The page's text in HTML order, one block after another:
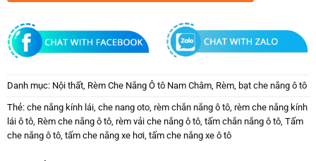
Danh mục: Nội thất, Rèm Che Nắng Ô tô Nam Châm, Rèm, bạt che nắng ô tô
Thẻ: che nắng kính lái, che nang oto, rèm chắn nắng ô tô, rèm che nắng kính
lái ô tô, Rèm che nắng ô tô, rèm vải che nắng ô tô, tấm chắn nắng ô tô, Tấm
che nắng ô tô, tấm che nắng xe hơi, tấm che nắng xe ô tô